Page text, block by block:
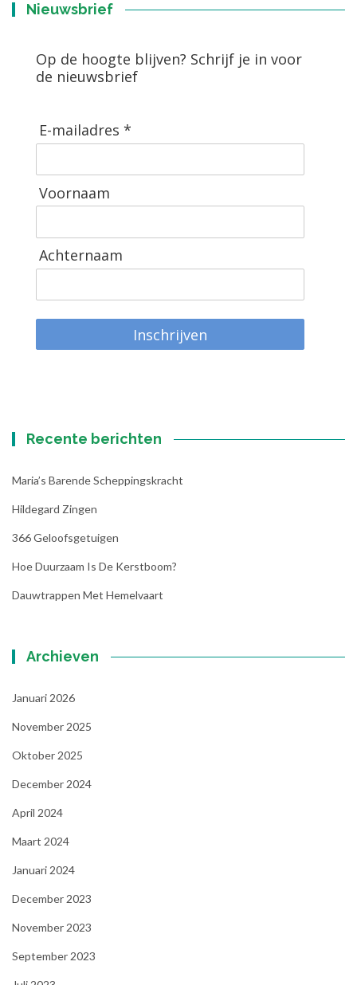
Nieuwsbrief
Op de hoogte blijven? Schrijf je in voor
de nieuwsbrief
E-mailadres *
Voornaam
Achternaam
Inschrijven
Recente berichten
Maria’s Barende Scheppingskracht
Hildegard Zingen
366 Geloofsgetuigen
Hoe Duurzaam Is De Kerstboom?
Dauwtrappen Met Hemelvaart
Archieven
Januari 2026
November 2025
Oktober 2025
December 2024
April 2024
Maart 2024
Januari 2024
December 2023
November 2023
September 2023